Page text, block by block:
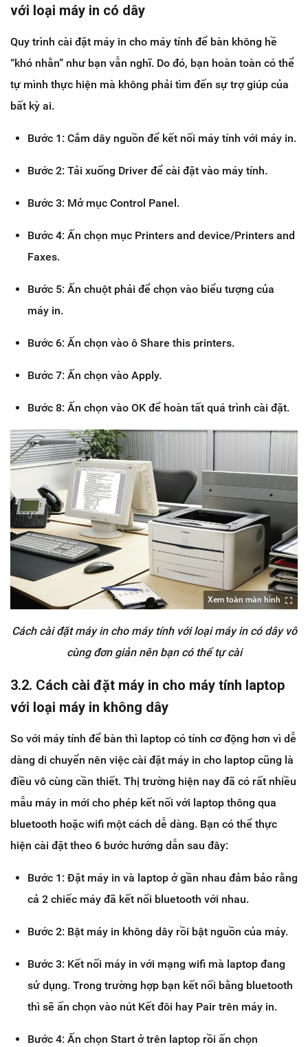
với loại máy in có dây
Quy trình cài đặt máy in cho máy tính để bàn không hề
“khó nhằn” như bạn vẫn nghĩ. Do đó, bạn hoàn toàn có thể
tự mình thực hiện mà không phải tìm đến sự trợ giúp của
bất kỳ ai.
Bước 1: Cắm dây nguồn để kết nối máy tính với máy in.
Bước 2: Tải xuống Driver để cài đặt vào máy tính.
Bước 3: Mở mục Control Panel.
Bước 4: Ấn chọn mục Printers and device/Printers and
Faxes.
Bước 5: Ấn chuột phải để chọn vào biểu tượng của
máy in.
Bước 6: Ấn chọn vào ô Share this printers.
Bước 7: Ấn chọn vào Apply.
Bước 8: Ấn chọn vào OK để hoàn tất quá trình cài đặt.
Xem toàn màn hình
Cách cài đặt máy in cho máy tính với loại máy in có dây vô
cùng đơn giản nên bạn có thể tự cài
3.2. Cách cài đặt máy in cho máy tính laptop
với loại máy in không dây
So với máy tính để bàn thì laptop có tính cơ động hơn vì dễ
dàng di chuyển nên việc cài đặt máy in cho laptop cũng là
điều vô cùng cần thiết. Thị trường hiện nay đã có rất nhiều
mẫu máy in mới cho phép kết nối với laptop thông qua
bluetooth hoặc wifi một cách dễ dàng. Bạn có thể thực
hiện cài đặt theo 6 bước hướng dẫn sau đây:
Bước 1: Đặt máy in và laptop ở gần nhau đảm bảo rằng
cả 2 chiếc máy đã kết nối bluetooth với nhau.
Bước 2: Bật máy in không dây rồi bật nguồn của máy.
Bước 3: Kết nối máy in với mạng wifi mà laptop đang
sử dụng. Trong trường hợp bạn kết nối bằng bluetooth
thì sẽ ấn chọn vào nút Kết đôi hay Pair trên máy in.
Bước 4: Ấn chọn Start ở trên laptop rồi ấn chọn